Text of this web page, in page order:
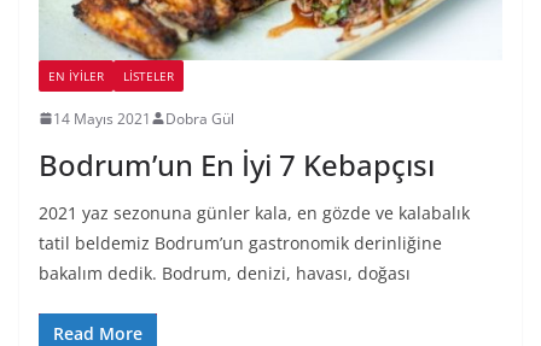
EN İYILER LİSTELER
14 Mayıs 2021 Dobra Gül
Bodrum’un En İyi 7 Kebapçısı
2021 yaz sezonuna günler kala, en gözde ve kalabalık
tatil beldemiz Bodrum’un gastronomik derinliğine
bakalım dedik. Bodrum, denizi, havası, doğası
Read More